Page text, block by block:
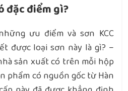
đặc điểm gì?
ưu điểm và sơn KCC
được loại sơn này là gì? –
sản xuất có trên mỗi hộp
phẩm có nguồn gốc từ Hàn